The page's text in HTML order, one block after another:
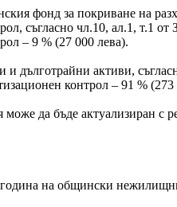
фонд за покриване на
съгласно чл.10, ал.1, т.1 от
– 9 % (27 000 лева).
и дълготрайни активи,
контрол – 91 % (273
може да бъде актуализиран
година на общински